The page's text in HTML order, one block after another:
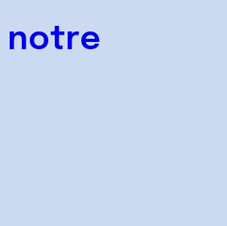
notre